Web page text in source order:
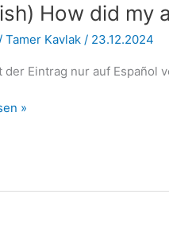
How did my
/Tamer Kavlak / 23.12.2024
der Eintrag nur auf Español
»